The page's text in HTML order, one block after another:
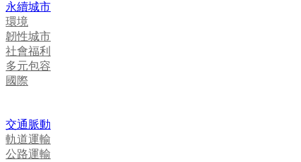
永續城市
環境
韌性城市
社會福利
多元包容
國際
交通脈動
軌道運輸
公路運輸